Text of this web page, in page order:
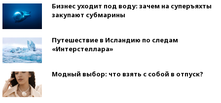
Бизнес уходит под воду: зачем на суперъяхты
закупают субмарины
Путешествие в Исландию по следам
«Интерстеллара»
Модный выбор: что взять с собой в отпуск?